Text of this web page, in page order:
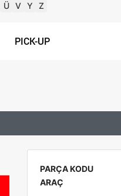
Ü V Y Z
PICK-UP
PARÇA KODU
ARAÇ